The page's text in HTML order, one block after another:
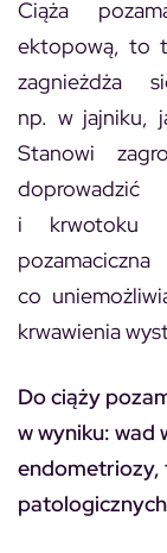
Ciąża
ektopową, to
zagnieżdża
np. w jajniku,
Stanowi
i krwotoku
co
krwawienia
Do ciąży
w wyniku: wad
endometriozy,